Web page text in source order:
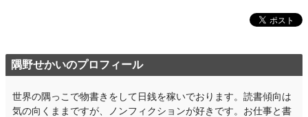
隅野せかいのプロフィール
世界の隅っこで物書きをして日銭を稼いでおります。読書傾向は
気の向くままですが、ノンフィクションが好きです。お仕事と書